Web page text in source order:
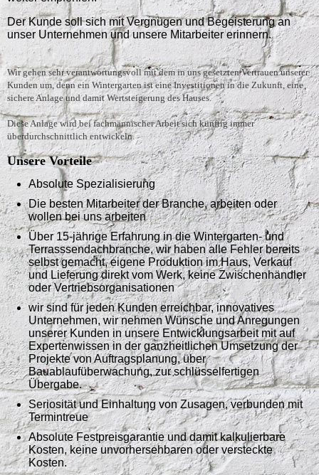
Der Kunde soll sich mit Vergnügen und Begeisterung an
unser Unternehmen und unsere Mitarbeiter erinnern.
Wir gehen sehr verantwortungsvoll mit dem in uns gesetzten Vertrauen unserer
Kunden um, denn ein Wintergarten ist eine Investitionen in die Zukunft, eine
sichere Anlage und damit Wertsteigerung des Hauses.
Diese Anlage wird bei fachmännischer Arbeit sich künftig immer
überdurchschnittlich entwickeln.
Unsere Vorteile
Absolute Spezialisierung
Die besten Mitarbeiter der Branche, arbeiten oder
wollen bei uns arbeiten
Über 15-jährige Erfahrung in die Wintergarten- und
Terrasssendachbranche, wir haben alle Fehler bereits
selbst gemacht, eigene Produktion im Haus, Verkauf
und Lieferung direkt vom Werk, keine Zwischenhändler
oder Vertriebsorganisationen
wir sind für jeden Kunden erreichbar, innovatives
Unternehmen, wir nehmen Wünsche und Anregungen
unserer Kunden in unsere Entwicklungsarbeit mit auf
Expertenwissen in der ganzheitlichen Umsetzung der
Projekte von Auftragsplanung, über
Bauablaufüberwachung, zur schlüsselfertigen
Übergabe.
Seriosität und Einhaltung von Zusagen, verbunden mit
Termintreue
Absolute Festpreisgarantie und damit kalkulierbare
Kosten, keine unvorhersehbaren oder versteckte
Kosten.